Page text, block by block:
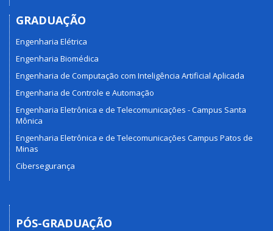
GRADUAÇÃO
Engenharia Elétrica
Engenharia Biomédica
Engenharia de Computação com Inteligência Artificial Aplicada
Engenharia de Controle e Automação
Engenharia Eletrônica e de Telecomunicações - Campus Santa
Mônica
Engenharia Eletrônica e de Telecomunicações Campus Patos de
Minas
Cibersegurança
PÓS-GRADUAÇÃO